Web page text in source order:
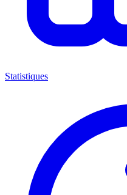
Statistiques